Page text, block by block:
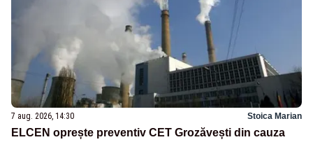
7 aug. 2026, 14:30 Stoica Marian
ELCEN oprește preventiv CET Grozăvești din cauza